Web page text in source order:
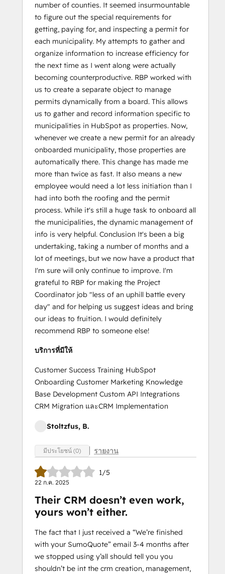
number of counties. It seemed insurmountable
to figure out the special requirements for
getting, paying for, and inspecting a permit for
each municipality. My attempts to gather and
organize information to increase efficiency for
the next time as I went along were actually
becoming counterproductive. RBP worked with
us to create a separate object to manage
permits dynamically from a board. This allows
us to gather and record information specific to
municipalities in HubSpot as properties. Now,
whenever we create a new permit for an already
onboarded municipality, those properties are
automatically there. This change has made me
more than twice as fast. It also means a new
employee would need a lot less initiation than I
had into both the roofing and the permit
process. While it's still a huge task to onboard all
the municipalities, the dynamic management of
info is very helpful. Conclusion It's been a big
undertaking, taking a number of months and a
lot of meetings, but we now have a product that
I'm sure will only continue to improve. I'm
grateful to RBP for making the Project
Coordinator job "less of an uphill battle every
day" and for helping us suggest ideas and bring
our ideas to fruition. I would definitely
recommend RBP to someone else!
บริการที่มีให้
Customer Success Training HubSpot
Onboarding Customer Marketing Knowledge
Base Development Custom API Integrations
CRM Migration และCRM Implementation
Stoltzfus, B.
มีประโยชน์ (0) รายงาน
1/5
22 ก.ค. 2025
Their CRM doesn’t even work,
yours won’t either.
The fact that I just received a “We’re finished
with your SumoQuote” email 3-4 months after
we stopped using y’all should tell you you
shouldn’t be int the crm creation, management,